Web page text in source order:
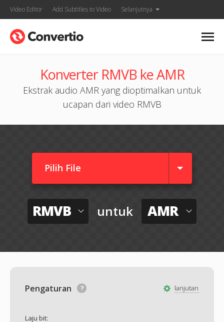
Video Editor Add Subtitles to Video Selanjutnya
Konverter RMVB ke AMR
Ekstrak audio AMR yang dioptimalkan untuk
ucapan dari video RMVB
Pilih File
RMVB untuk AMR
lanjutan
Pengaturan
Laju bit: